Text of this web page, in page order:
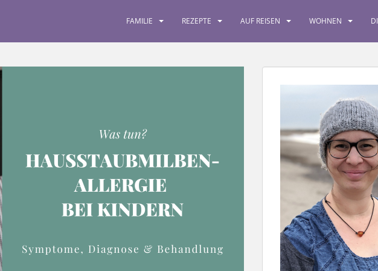
FAMILIE REZEPTE AUF REISEN WOHNEN